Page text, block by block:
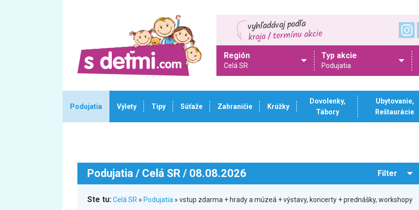
Región
Celá SR
Typ akcie
Podujatia
Podujatia Výlety Tipy Súťaže Zahraničie Krúžky
Dovolenky,
Tábory
Ubytovanie,
Reštaurácie
Podujatia / Celá SR / 08.08.2026 Filter
Ste tu:Celá SR » Podujatia » vstup zdarma + hrady a múzeá + výstavy, koncerty + prednášky, workshopy